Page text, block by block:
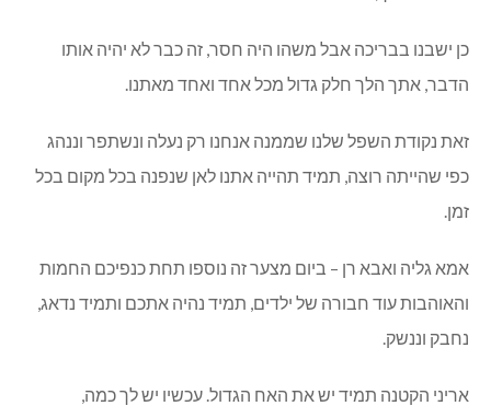
כן ישבנו בבריכה אבל משהו היה חסר, זה כבר לא יהיה אותו
הדבר, אתך הלך חלק גדול מכל אחד ואחד מאתנו.
זאת נקודת השפל שלנו שממנה אנחנו רק נעלה ונשתפר וננהג
כפי שהייתה רוצה, תמיד תהייה אתנו לאן שנפנה בכל מקום בכל
זמן.
אמא גליה ואבא רן – ביום מצער זה נוספו תחת כנפיכם החמות
והאוהבות עוד חבורה של ילדים, תמיד נהיה אתכם ותמיד נדאג,
נחבק וננשק.
אריני הקטנה תמיד יש את האח הגדול. עכשיו יש לך כמה,